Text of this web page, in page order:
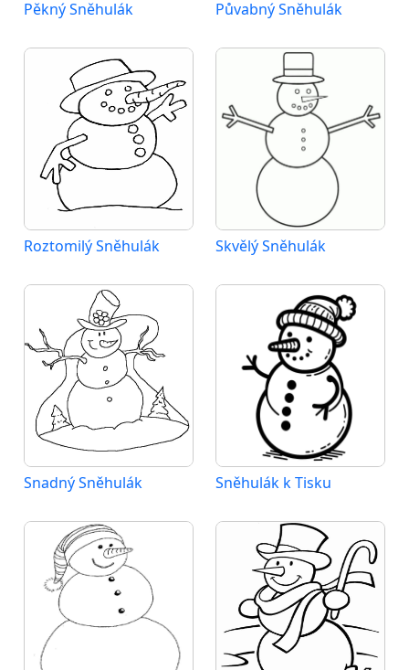
Pěkný Sněhulák Půvabný Sněhulák
Roztomilý Sněhulák Skvělý Sněhulák
Snadný Sněhulák Sněhulák k Tisku